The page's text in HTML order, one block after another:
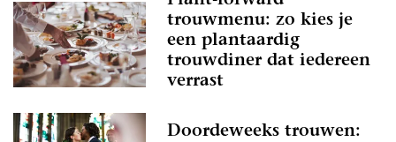
trouwmenu: zo kies je
een plantaardig
trouwdiner dat iedereen
verrast
Doordeweeks trouwen: